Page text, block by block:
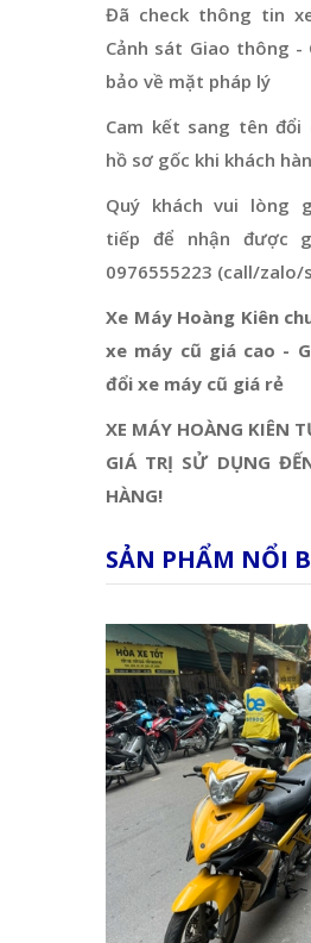
Đã check thông tin
Cảnh sát Giao thông -
bảo về mặt pháp lý
Cam kết sang tên đổi
hồ sơ gốc khi khách
Quý khách vui lòng
tiếp để nhận được
0976555223 (call/zalo/
Xe Máy Hoàng Kiên
xe máy cũ giá cao -
đổi xe máy cũ giá rẻ
XE MÁY HOÀNG KIÊN
GIÁ TRỊ SỬ DỤNG
HÀNG!
SẢN PHẨM NỔI